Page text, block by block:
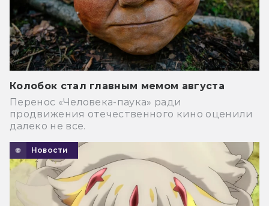
Колобок стал главным мемом августа
Перенос «Человека-паука» ради
продвижения отечественного кино оценили
далеко не все.
Новости